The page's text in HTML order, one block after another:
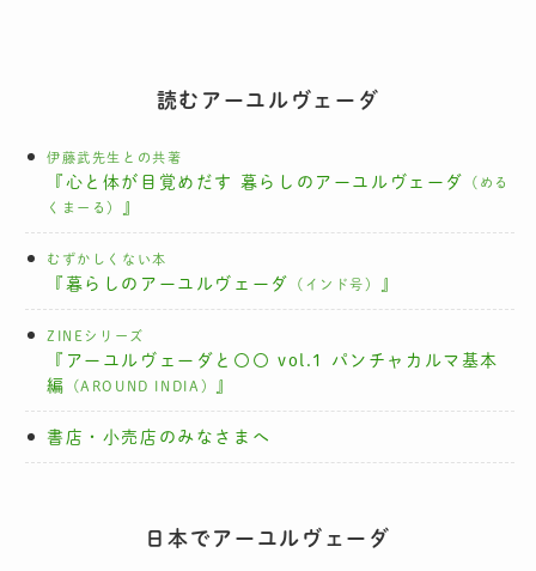
読むアーユルヴェーダ
伊藤武先生との共著
『心と体が目覚めだす 暮らしのアーユルヴェーダ
（める
くまーる）
』
むずかしくない本
『暮らしのアーユルヴェーダ （インド号） 』
ZINEシリーズ
『アーユルヴェーダと〇〇 vol.1 パンチャカルマ基本
編
（AROUND INDIA） 』
書店・小売店のみなさまへ
日本でアーユルヴェーダ